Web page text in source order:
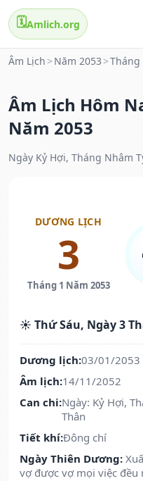
🗓️Amlich.org
Âm Lịch > Năm 2053 >Tháng
Âm Lịch Hôm
Năm 2053
Ngày Kỷ Hợi, Tháng Nhâm
DƯƠNG LỊCH
3
Tháng 1 Năm 2053
☀️ Thứ Sáu, Ngày 3
Dương lịch:03/01/2053
Âm lịch:14/11/2052
Can chi:Ngày: Kỷ Hợi,
Thân
Tiết khí:Đông chí
Ngày Thiên Dương:
vợ được vợ mọi việc đều